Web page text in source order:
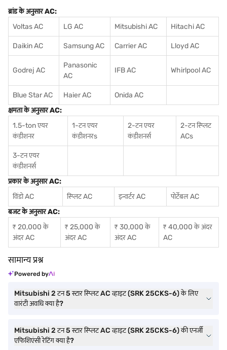
ब्रांड के अनुसार AC:
Voltas AC
LG AC Mitsubishi AC Hitachi AC
Daikin AC Samsung AC Carrier AC Lloyd AC
Godrej AC
Panasonic
AC
IFB AC Whirlpool AC
Blue Star AC Haier AC
Onida AC
क्षमता के अनुसार AC:
1.5-ton एयर
कंडीशनर
1-टन एयर
कंडीशनरs
2-टन एयर
कंडीशनर्स
2-टन स्प्लिट
ACs
3-टन एयर
कंडीशनर्स
प्रकार के अनुसार AC:
विंडो AC
स्प्लिट AC इन्वर्टर AC
पोर्टेबल AC
बजट के अनुसार AC:
₹ 20,000 के
अंदर AC
₹ 25,000 के
अंदर AC
₹ 30,000 के
अंदर AC
₹ 40,000 के अंदर
AC
सामान्य प्रश्न
Powered by
Mitsubishi 2 टन 5 स्टार स्प्लिट AC व्हाइट (SRK 25CKS-6) के लिए
वारंटी अवधि क्या है?
Mitsubishi 2 टन 5 स्टार स्प्लिट AC व्हाइट (SRK 25CKS-6) की एनर्जी
एफिशिएंसी रेटिंग क्या है?